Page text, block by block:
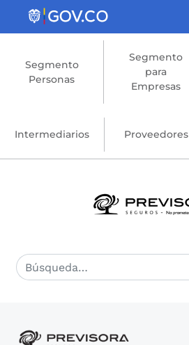
Saltar al contenido principal
Segmento
Personas
Segmento
para
Empresas
Intermediarios Proveedores